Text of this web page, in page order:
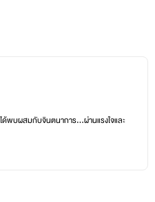
ด้พบผสมกับจินตนาการ...ผ่านแรงใจและ